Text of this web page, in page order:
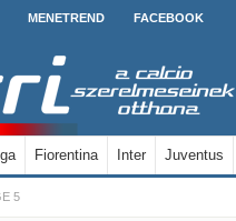
MENETREND FACEBOOK
Fiorentina Inter Juventus
5